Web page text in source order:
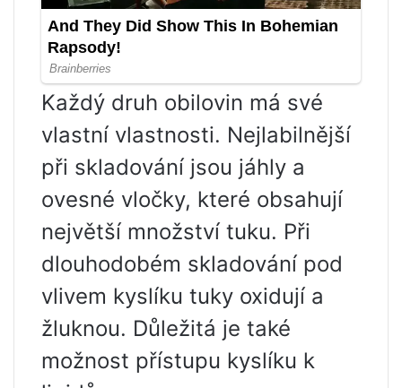
Každý druh obilovin má své
vlastní vlastnosti. Nejlabilnější
při skladování jsou jáhly a
ovesné vločky, které obsahují
největší množství tuku. Při
dlouhodobém skladování pod
vlivem kyslíku tuky oxidují a
žluknou. Důležitá je také
možnost přístupu kyslíku k